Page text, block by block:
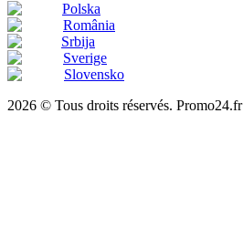
Polska
România
Srbija
Sverige
Slovensko
2026 © Tous droits réservés. Promo24.fr